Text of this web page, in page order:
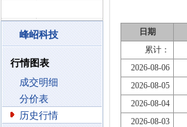
峰岹科技
行情图表
成交明细
分价表
历史行情
日期
累计：
2026-08-06
2026-08-05
2026-08-04
2026-08-03